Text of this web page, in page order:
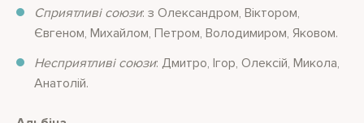
Сприятливі союзи: з Олександром, Віктором,
Євгеном, Михайлом, Петром, Володимиром, Яковом.
Несприятливі союзи: Дмитро, Ігор, Олексій, Микола,
Анатолій.